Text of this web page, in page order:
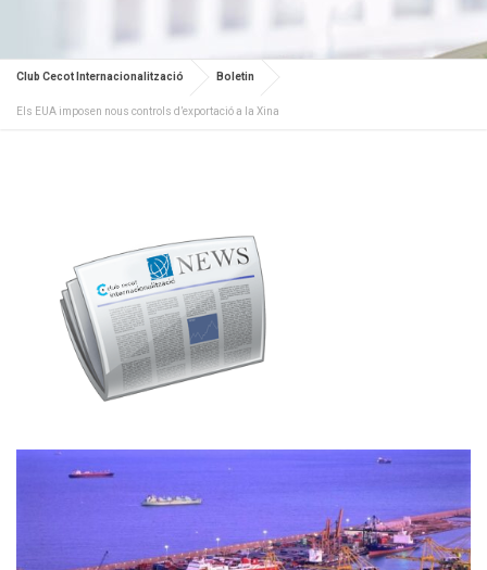
Club Cecot Internacionalització Boletin
Els EUA imposen nous controls d’exportació a la Xina